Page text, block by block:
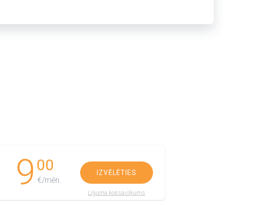
9 00
€/mēn.
IZVĒLĒTIES
Līguma kopsavilkums